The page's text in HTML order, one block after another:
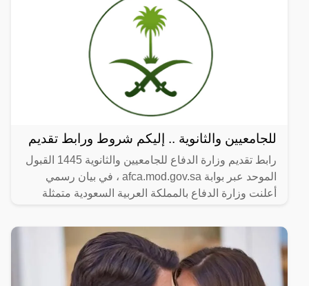
للجامعيين والثانوية .. إليكم شروط ورابط تقديم
رابط تقديم وزارة الدفاع للجامعيين والثانوية 1445 القبول
الموحد عبر بوابة afca.mod.gov.sa ، في بيان رسمي
أعلنت وزارة الدفاع بالمملكة العربية السعودية متمثلة